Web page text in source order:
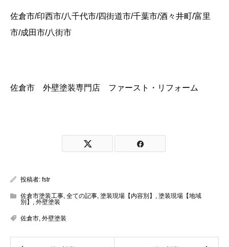
佐倉市/印西市/八千代市/四街道市/千葉市/酒々井町/富里
市/成田市/八街市
佐倉市 外壁塗装専門店 ファースト・リフォーム
投稿者: fstr
佐倉市塗装工事, 全ての記事, 塗装現場【内容別】 , 塗装現場【地域
別】 , 外壁塗装
佐倉市, 外壁塗装